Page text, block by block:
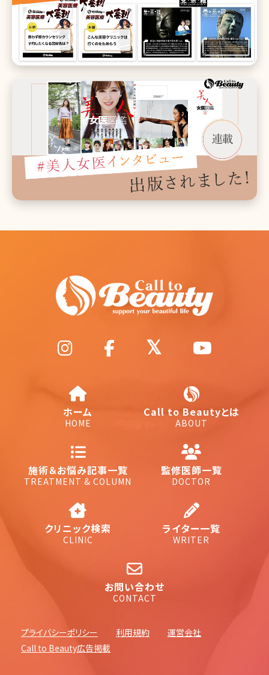
ホーム
HOME
Call to Beautyとは
ABOUT
施術＆お悩み記事一覧
TREATMENT & COLUMN
監修医師一覧
DOCTOR
クリニック検索
CLINIC
ライター一覧
WRITER
お問い合わせ
CONTACT
プライバシーポリシー 利用規約
運営会社
Call to Beauty広告掲載